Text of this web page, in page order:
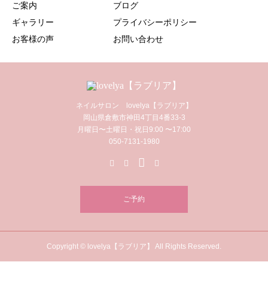
ご案内
ギャラリー
お客様の声
ブログ
プライバシーポリシー
お問い合わせ
ネイルサロン lovelya【ラブリア】
岡山県倉敷市神田4丁目4番33-3
月曜日〜土曜日・祝日9:00 〜17:00
050-7131-1980
ご予約
Copyright © lovelya【ラブリア】 All Rights Reserved.